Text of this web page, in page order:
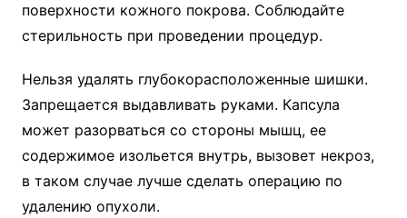
поверхности кожного покрова. Соблюдайте
стерильность при проведении процедур.
Нельзя удалять глубокорасположенные шишки.
Запрещается выдавливать руками. Капсула
может разорваться со стороны мышц, ее
содержимое изольется внутрь, вызовет некроз,
в таком случае лучше сделать операцию по
удалению опухоли.